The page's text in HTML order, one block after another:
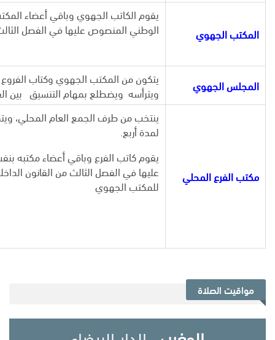
المكتب الجهوي
يقوم الكاتب الجهوي وباقي أعضاء
الوطني المنصوص عليها في الفصل
المجلس الجهوي يتكون من المكتب الجهوي وكتاب الفروع
ويترأسه ويضطلع بمهام التنسيق بين
مكتب الفرع المحلي
لمدة أربع.
يقوم كاتب الفرع وباقي أعضاء مكتبه
عليها في الفصل الثالث من القانون
للمكتب الجهوي
مواقيت الصلاة